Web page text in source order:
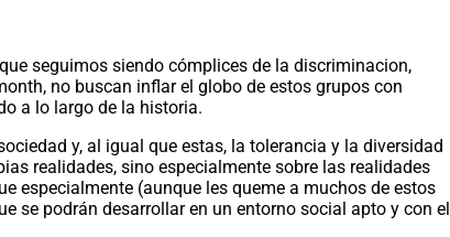
seguimos siendo cómplices de la discriminacion,
no buscan inflar el globo de estos grupos con
a lo largo de la historia.
y, al igual que estas, la tolerancia y la diversidad
realidades, sino especialmente sobre las realidades
especialmente (aunque les queme a muchos de estos
se podrán desarrollar en un entorno social apto y con el